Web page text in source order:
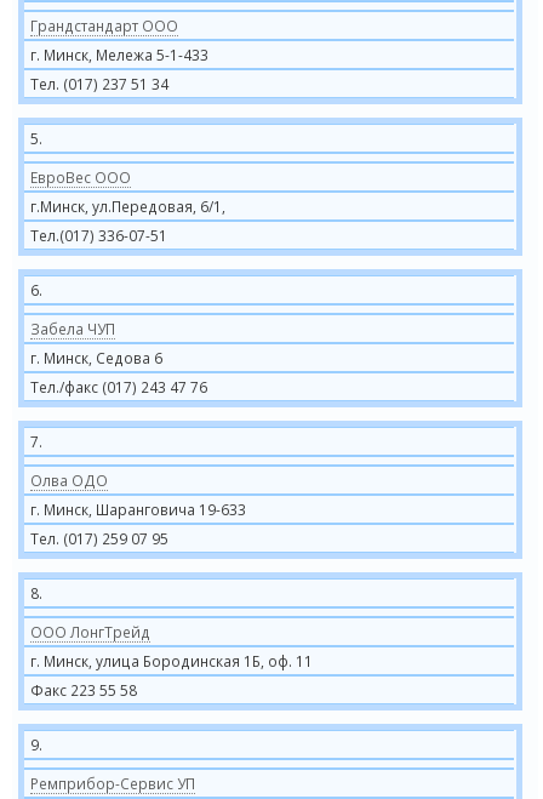
Грандстандарт ООО
г. Минск, Мележа 5-1-433
Тел. (017) 237 51 34
5.
ЕвроВес ООО
г.Минск, ул.Передовая, 6/1,
Тел.(017) 336-07-51
6.
Забела ЧУП
г. Минск, Седова 6
Тел./факс (017) 243 47 76
7.
Олва ОДО
г. Минск, Шаранговича 19-633
Тел. (017) 259 07 95
8.
ООО ЛонгТрейд
г. Минск, улица Бородинская 1Б, оф. 11
Факс 223 55 58
9.
Ремприбор-Сервис УП